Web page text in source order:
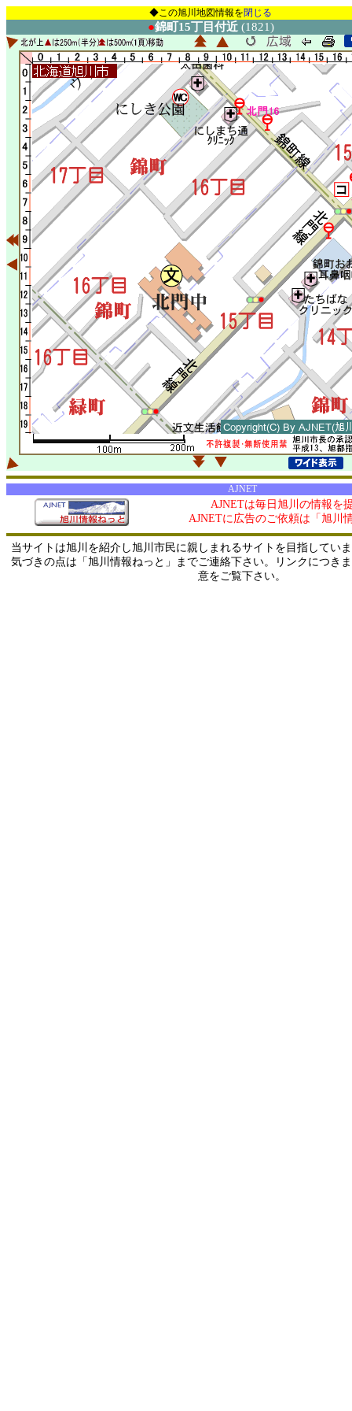
◆この旭川地図情報を閉じる
●錦町15丁目付近(1821)
AJNET
AJNETは毎日旭川の情報を
AJNETに広告のご依頼は「旭川
当サイトは旭川を紹介し旭川市民に親しまれるサイトを目指してい
気づきの点は「旭川情報ねっと」までご連絡下さい。リンクにつき
意をご覧下さい。